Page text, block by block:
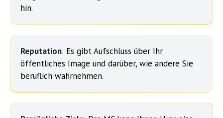
hin.
Reputation: Es gibt Aufschluss über Ihr
öffentliches Image und darüber, wie andere Sie
beruflich wahrnehmen.